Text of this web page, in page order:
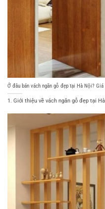
Ở đâu bán vách ngăn gỗ đẹp tại Hà Nội? Giá
1. Giới thiệu về vách ngăn gỗ đẹp tại